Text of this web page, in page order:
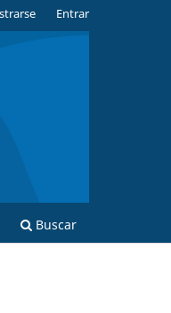
Buscar
Entrar